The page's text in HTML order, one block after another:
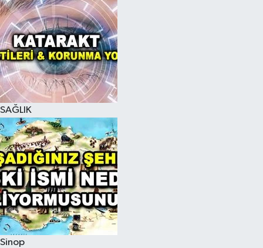
SAĞLIK
Sinop